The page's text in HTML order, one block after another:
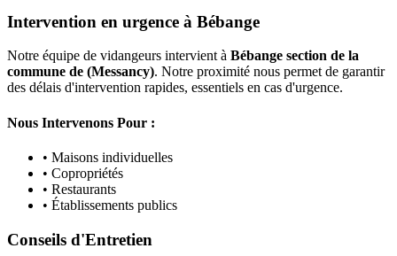
Intervention en urgence à Bébange
Notre équipe de vidangeurs intervient à Bébange section de la
commune de (Messancy). Notre proximité nous permet de garantir
des délais d'intervention rapides, essentiels en cas d'urgence.
Nous Intervenons Pour :
• Maisons individuelles
• Copropriétés
• Restaurants
• Établissements publics
Conseils d'Entretien